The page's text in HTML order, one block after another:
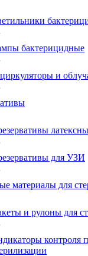
бактерицидные
и
для УЗИ
материалы для
и рулоны для
контроля